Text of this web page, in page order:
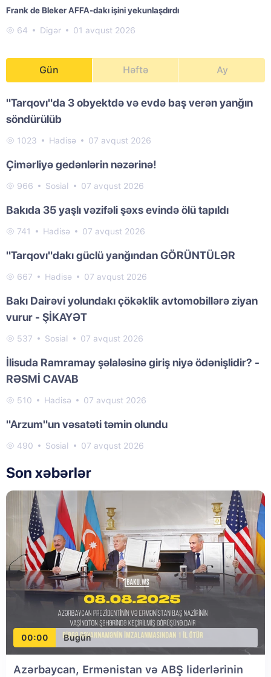
Frank de Bleker AFFA-dakı işini yekunlaşdırdı
64 Digər 01 avqust 2026
Gün Həftə Ay
"Tarqovı"da 3 obyektdə və evdə baş verən yanğın
söndürülüb
1023 Hadisə 07 avqust 2026
Çimərliyə gedənlərin nəzərinə!
966 Sosial 07 avqust 2026
Bakıda 35 yaşlı vəzifəli şəxs evində ölü tapıldı
741 Hadisə 07 avqust 2026
"Tarqovı"dakı güclü yanğından GÖRÜNTÜLƏR
667 Hadisə 07 avqust 2026
Bakı Dairəvi yolundakı çökəklik avtomobillərə ziyan
vurur - ŞİKAYƏT
537 Sosial 07 avqust 2026
İlisuda Ramramay şəlaləsinə giriş niyə ödənişlidir? -
RƏSMİ CAVAB
510 Hadisə 07 avqust 2026
"Arzum"un vəsatəti təmin olundu
490 Sosial 07 avqust 2026
Son xəbərlər
00:00 Bugün
Azərbaycan, Ermənistan və ABŞ liderlərinin